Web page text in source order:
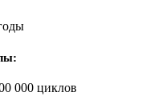
000 циклов